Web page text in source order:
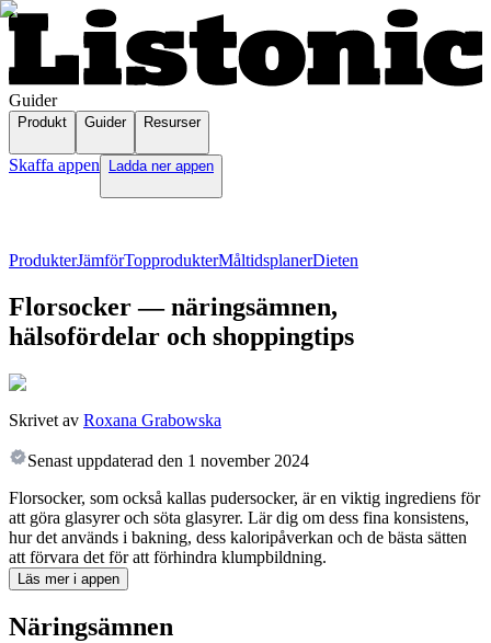
Guider
Produkt Guider Resurser
Skaffa appen Ladda ner appen
ProdukterJämförTopprodukterMåltidsplanerDieten
Florsocker — näringsämnen,
hälsofördelar och shoppingtips
Skrivet av Roxana Grabowska
Senast uppdaterad den 1 november 2024
Florsocker, som också kallas pudersocker, är en viktig ingrediens för
att göra glasyrer och söta glasyrer. Lär dig om dess fina konsistens,
hur det används i bakning, dess kaloripåverkan och de bästa sätten
att förvara det för att förhindra klumpbildning.
Läs mer i appen
Näringsämnen